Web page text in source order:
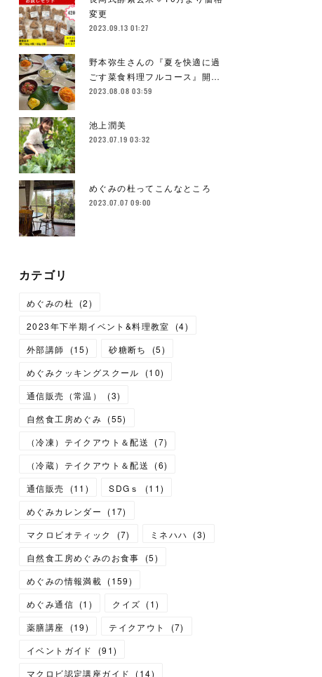
変更
2023.09.13 01:27
野本弥生さんの『夏を快適に過
ごす菜食料理フルコース』開…
2023.08.08 03:59
池上潤美
2023.07.19 03:32
めぐみの杜ってこんなところ
2023.07.07 09:00
カテゴリ
めぐみの杜 (2)
2023年下半期イベント&料理教室
(4)
外部講師
(15) 砂糖断ち (5)
めぐみクッキングスクール
(10)
通信販売（常温）
(3)
自然食工房めぐみ (55)
（冷凍）テイクアウト＆配送
(7)
（冷蔵）テイクアウト＆配送
(6)
通信販売
(11 ) SDGｓ (11)
めぐみカレンダー
(17)
マクロビオティック
(7) ミネハハ (3)
自然食工房めぐみのお食事
(5)
めぐみの情報満載 (159)
めぐみ通信 (1 ) クイズ (1)
薬膳講座
(19) テイクアウト (7)
イベントガイド
(91)
マクロビ認定講座ガイド
(14)